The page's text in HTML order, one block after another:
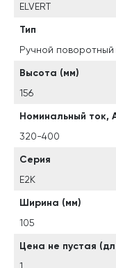
ELVERT
Тип
Ручной поворотный
Высота (мм)
156
Номинальный ток,
320-400
Серия
E2K
Ширина (мм)
105
Цена не пустая